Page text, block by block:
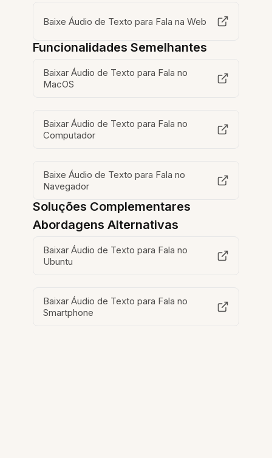
Baixe Áudio de Texto para Fala na Web
Funcionalidades Semelhantes
Baixar Áudio de Texto para Fala no
MacOS
Baixar Áudio de Texto para Fala no
Computador
Baixe Áudio de Texto para Fala no
Navegador
Soluções Complementares
Abordagens Alternativas
Baixar Áudio de Texto para Fala no
Ubuntu
Baixar Áudio de Texto para Fala no
Smartphone